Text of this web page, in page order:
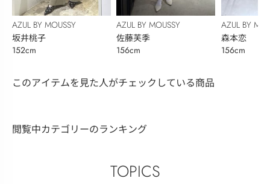
AZUL BY MOUSSY
坂井桃子
152cm
AZUL BY MOUSSY
佐藤芙季
156cm
AZUL BY
森本恋
156cm
このアイテムを見た人がチェックしている商品
閲覧中カテゴリーのランキング
TOPICS